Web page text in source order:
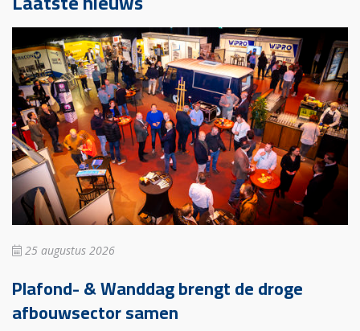
25 augustus 2026
Plafond- & Wanddag brengt de droge
afbouwsector samen